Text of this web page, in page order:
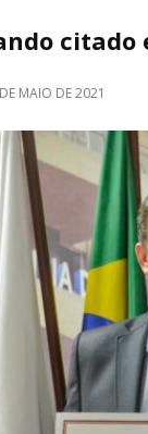
citado
MAIO DE 2021